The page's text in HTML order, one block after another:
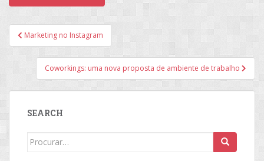
Navegação
de
Post
Marketing no Instagram
Coworkings: uma nova proposta de ambiente de trabalho
SEARCH
Search